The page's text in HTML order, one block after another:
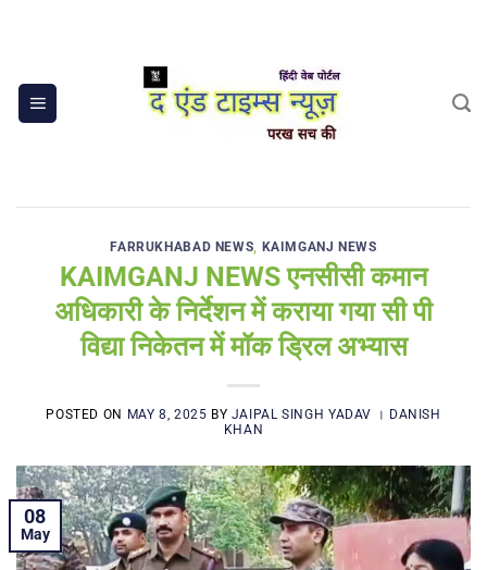
FARRUKHABAD NEWS, KAIMGANJ NEWS
KAIMGANJ NEWS एनसीसी कमान
अधिकारी के निर्देशन में कराया गया सी पी
विद्या निकेतन में मॉक ड्रिल अभ्यास
POSTED ON MAY 8, 2025 BY JAIPAL SINGH YADAV । DANISH
KHAN
08
May